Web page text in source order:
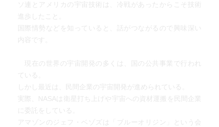
ソ連とアメリカの宇宙技術は、冷戦があったからこそ技術
進歩したこと。
国際情勢などを知っていると、話がつながるので興味深い
内容です。
現在の世界の宇宙開発の多くは、国の公共事業で行われ
ている。
しかし最近は、民間企業の宇宙開発が進められている。
実際、NASAは衛星打ち上げや宇宙への資材運搬を民間企業
に委託をしている。
アマゾンのジェフ・ベゾズは「ブルーオリジン」という会